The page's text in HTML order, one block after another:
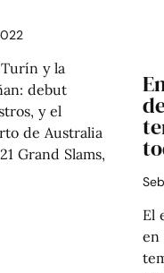
y la
debut
y el
de Australia
Grand Slams,
El
en